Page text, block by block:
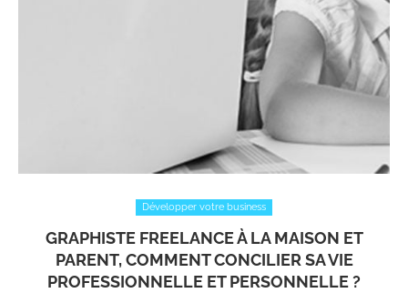
Développer votre business
GRAPHISTE FREELANCE À LA MAISON ET
PARENT, COMMENT CONCILIER SA VIE
PROFESSIONNELLE ET PERSONNELLE ?